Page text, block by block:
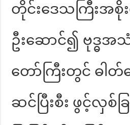
တိုင်းဒေသကြီးအစို
ဦးဆောင်၍ ဗုဒ္ဓအသံ
တော်ကြီးတွင် ဓါ
ဆင်ပြီးစီး ဖွင့်လှစ်